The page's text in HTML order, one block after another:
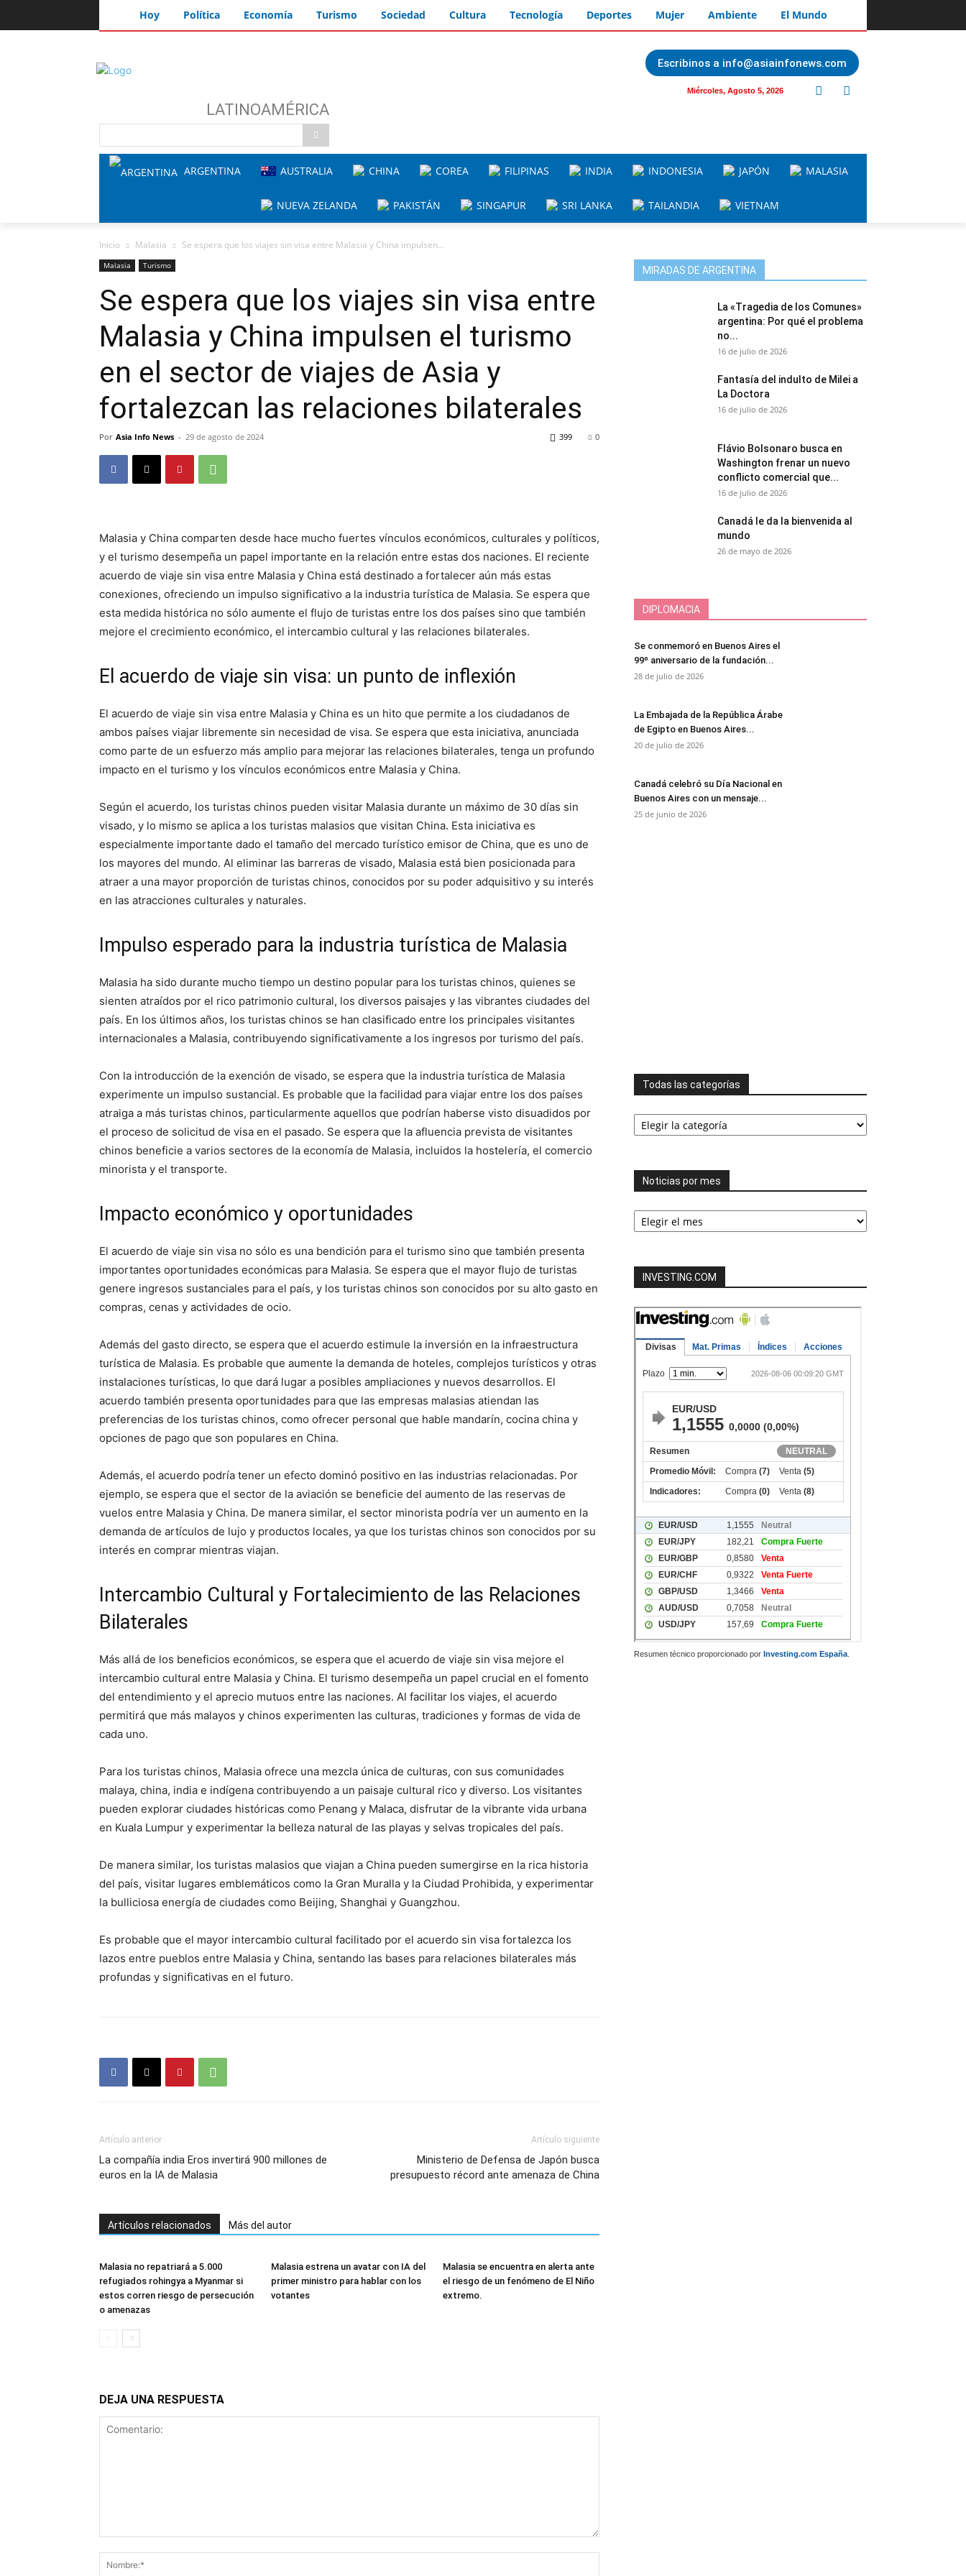
Hoy Política Economía Turismo Sociedad Cultura Tecnología Deportes Mujer Ambiente El Mundo
Escribinos a info@asiainfonews.com
Miércoles, Agosto 5, 2026
LATINOAMÉRICA
ARGENTINA AUSTRALIA CHINA COREA FILIPINAS INDIA INDONESIA JAPÓN MALASIA
NUEVA ZELANDA PAKISTÁN SINGAPUR SRI LANKA TAILANDIA VIETNAM
Inicio Malasia Se espera que los viajes sin visa entre Malasia y China impulsen...
Malasia Turismo
Se espera que los viajes sin visa entre
Malasia y China impulsen el turismo
en el sector de viajes de Asia y
fortalezcan las relaciones bilaterales
Por Asia Info News - 29 de agosto de 2024 0
399
Malasia y China comparten desde hace mucho fuertes vínculos económicos, culturales y políticos,
y el turismo desempeña un papel importante en la relación entre estas dos naciones. El reciente
acuerdo de viaje sin visa entre Malasia y China está destinado a fortalecer aún más estas
conexiones, ofreciendo un impulso significativo a la industria turística de Malasia. Se espera que
esta medida histórica no sólo aumente el flujo de turistas entre los dos países sino que también
mejore el crecimiento económico, el intercambio cultural y las relaciones bilaterales.
El acuerdo de viaje sin visa: un punto de inflexión
El acuerdo de viaje sin visa entre Malasia y China es un hito que permite a los ciudadanos de
ambos países viajar libremente sin necesidad de visa. Se espera que esta iniciativa, anunciada
como parte de un esfuerzo más amplio para mejorar las relaciones bilaterales, tenga un profundo
impacto en el turismo y los vínculos económicos entre Malasia y China.
Según el acuerdo, los turistas chinos pueden visitar Malasia durante un máximo de 30 días sin
visado, y lo mismo se aplica a los turistas malasios que visitan China. Esta iniciativa es
especialmente importante dado el tamaño del mercado turístico emisor de China, que es uno de
los mayores del mundo. Al eliminar las barreras de visado, Malasia está bien posicionada para
atraer a una mayor proporción de turistas chinos, conocidos por su poder adquisitivo y su interés
en las atracciones culturales y naturales.
Impulso esperado para la industria turística de Malasia
Malasia ha sido durante mucho tiempo un destino popular para los turistas chinos, quienes se
sienten atraídos por el rico patrimonio cultural, los diversos paisajes y las vibrantes ciudades del
país. En los últimos años, los turistas chinos se han clasificado entre los principales visitantes
internacionales a Malasia, contribuyendo significativamente a los ingresos por turismo del país.
Con la introducción de la exención de visado, se espera que la industria turística de Malasia
experimente un impulso sustancial. Es probable que la facilidad para viajar entre los dos países
atraiga a más turistas chinos, particularmente aquellos que podrían haberse visto disuadidos por
el proceso de solicitud de visa en el pasado. Se espera que la afluencia prevista de visitantes
chinos beneficie a varios sectores de la economía de Malasia, incluidos la hostelería, el comercio
minorista y el transporte.
Impacto económico y oportunidades
El acuerdo de viaje sin visa no sólo es una bendición para el turismo sino que también presenta
importantes oportunidades económicas para Malasia. Se espera que el mayor flujo de turistas
genere ingresos sustanciales para el país, y los turistas chinos son conocidos por su alto gasto en
compras, cenas y actividades de ocio.
Además del gasto directo, se espera que el acuerdo estimule la inversión en la infraestructura
turística de Malasia. Es probable que aumente la demanda de hoteles, complejos turísticos y otras
instalaciones turísticas, lo que dará lugar a posibles ampliaciones y nuevos desarrollos. El
acuerdo también presenta oportunidades para que las empresas malasias atiendan las
preferencias de los turistas chinos, como ofrecer personal que hable mandarín, cocina china y
opciones de pago que son populares en China.
Además, el acuerdo podría tener un efecto dominó positivo en las industrias relacionadas. Por
ejemplo, se espera que el sector de la aviación se beneficie del aumento de las reservas de
vuelos entre Malasia y China. De manera similar, el sector minorista podría ver un aumento en la
demanda de artículos de lujo y productos locales, ya que los turistas chinos son conocidos por su
interés en comprar mientras viajan.
Intercambio Cultural y Fortalecimiento de las Relaciones
Bilaterales
Más allá de los beneficios económicos, se espera que el acuerdo de viaje sin visa mejore el
intercambio cultural entre Malasia y China. El turismo desempeña un papel crucial en el fomento
del entendimiento y el aprecio mutuos entre las naciones. Al facilitar los viajes, el acuerdo
permitirá que más malayos y chinos experimenten las culturas, tradiciones y formas de vida de
cada uno.
Para los turistas chinos, Malasia ofrece una mezcla única de culturas, con sus comunidades
malaya, china, india e indígena contribuyendo a un paisaje cultural rico y diverso. Los visitantes
pueden explorar ciudades históricas como Penang y Malaca, disfrutar de la vibrante vida urbana
en Kuala Lumpur y experimentar la belleza natural de las playas y selvas tropicales del país.
De manera similar, los turistas malasios que viajan a China pueden sumergirse en la rica historia
del país, visitar lugares emblemáticos como la Gran Muralla y la Ciudad Prohibida, y experimentar
la bulliciosa energía de ciudades como Beijing, Shanghai y Guangzhou.
Es probable que el mayor intercambio cultural facilitado por el acuerdo sin visa fortalezca los
lazos entre pueblos entre Malasia y China, sentando las bases para relaciones bilaterales más
profundas y significativas en el futuro.
Artículo anterior
La compañía india Eros invertirá 900 millones de
euros en la IA de Malasia
Artículo siguiente
Ministerio de Defensa de Japón busca
presupuesto récord ante amenaza de China
Artículos relacionados Más del autor
Malasia no repatriará a 5.000
refugiados rohingya a Myanmar si
estos corren riesgo de persecución
o amenazas
Malasia estrena un avatar con IA del
primer ministro para hablar con los
votantes
Malasia se encuentra en alerta ante
el riesgo de un fenómeno de El Niño
extremo.
DEJA UNA RESPUESTA
MIRADAS DE ARGENTINA
La «Tragedia de los Comunes»
argentina: Por qué el problema
no...
16 de julio de 2026
Fantasía del indulto de Milei a
La Doctora
16 de julio de 2026
Flávio Bolsonaro busca en
Washington frenar un nuevo
conflicto comercial que...
16 de julio de 2026
Canadá le da la bienvenida al
mundo
26 de mayo de 2026
DIPLOMACIA
Se conmemoró en Buenos Aires el
99º aniversario de la fundación...
28 de julio de 2026
La Embajada de la República Árabe
de Egipto en Buenos Aires...
20 de julio de 2026
Canadá celebró su Día Nacional en
Buenos Aires con un mensaje...
25 de junio de 2026
Todas las categorías
Todas
las
Noticias por mes
Noticias
por
INVESTING.COM
Resumen técnico proporcionado por Investing.com España